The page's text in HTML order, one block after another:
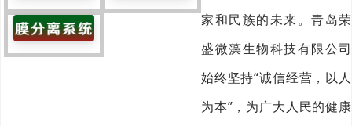
家和民族的未来。青岛荣
盛微藻生物科技有限公司
始终坚持“诚信经营，以人
为本”，为广大人民的健康